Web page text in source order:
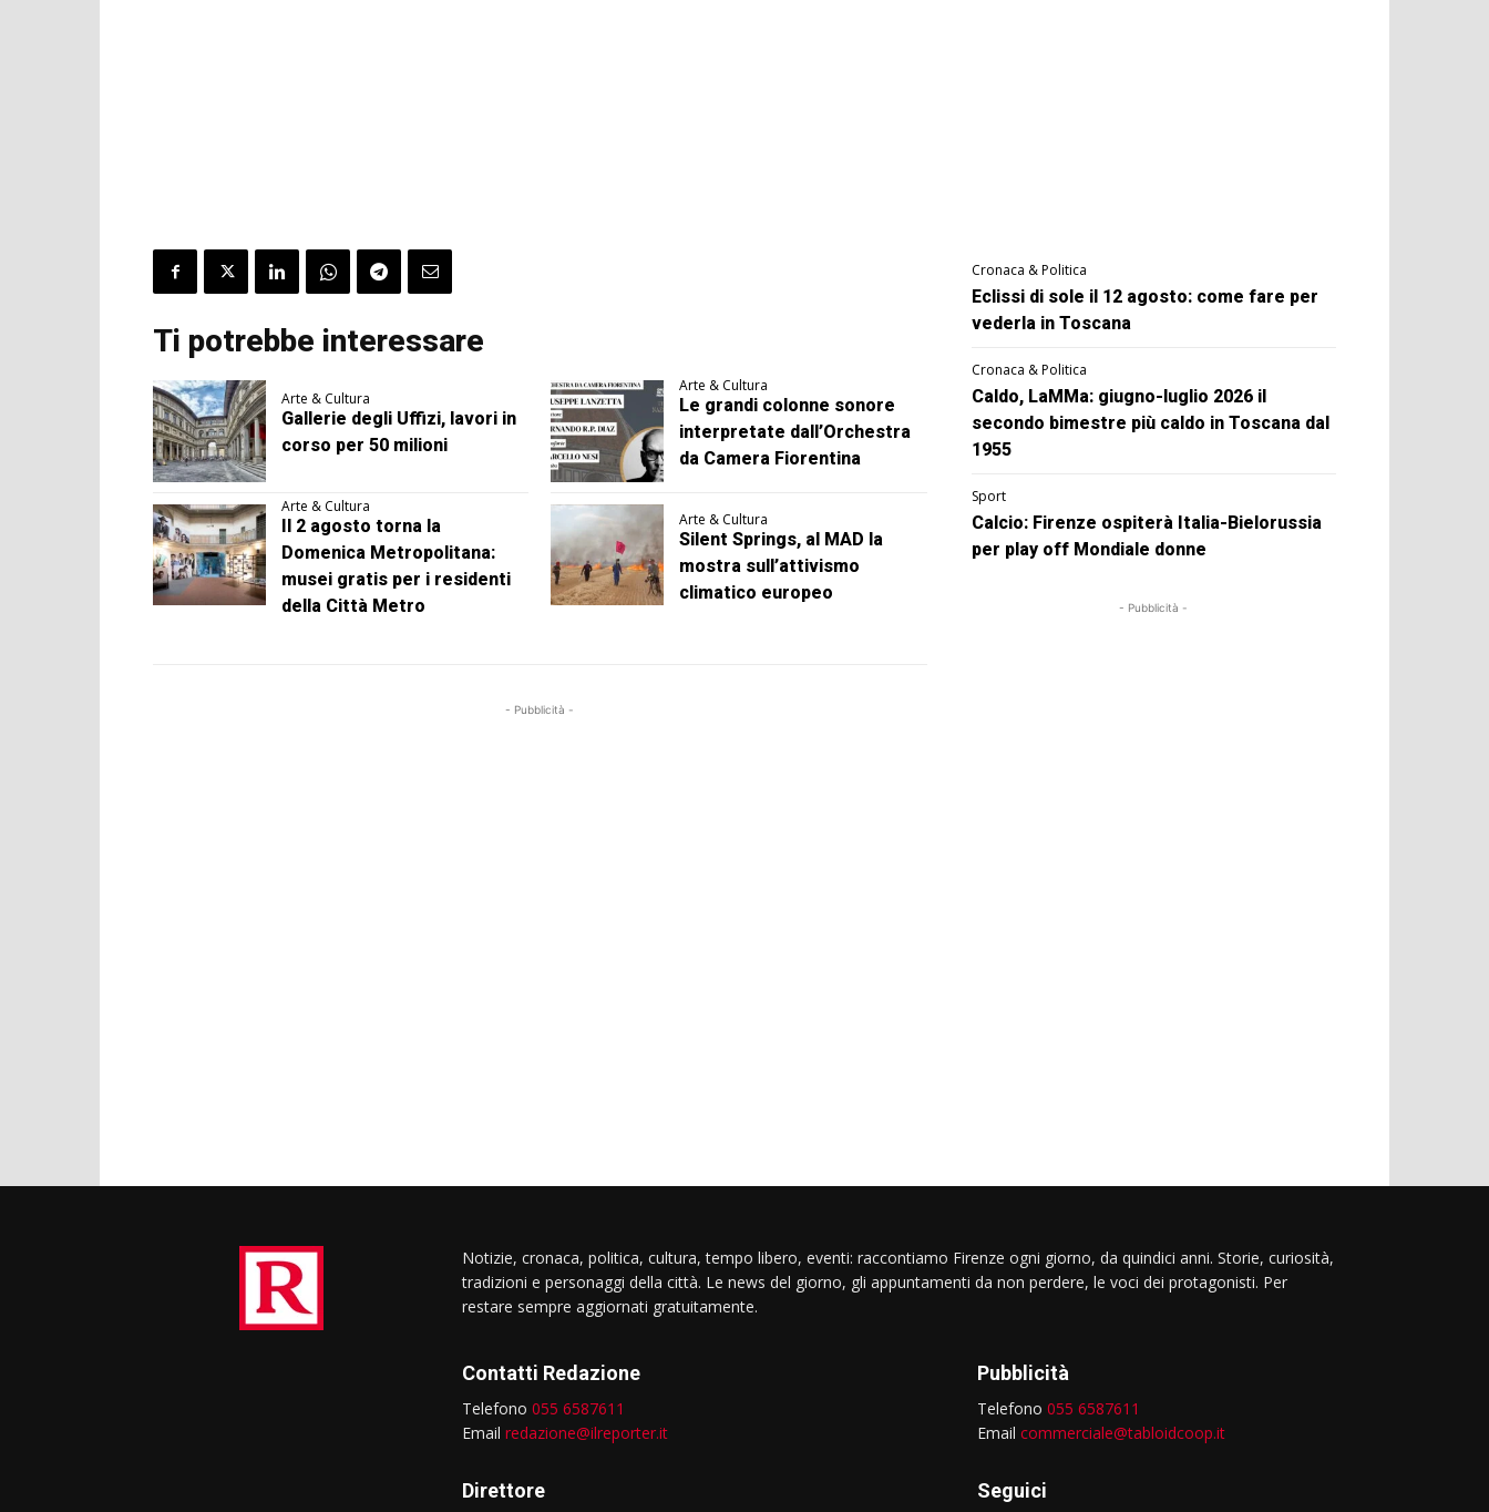
Ti potrebbe interessare
Arte & Cultura
Gallerie degli Uffizi, lavori in
corso per 50 milioni
Arte & Cultura
Le grandi colonne sonore
interpretate dall’Orchestra
da Camera Fiorentina
Arte & Cultura
Il 2 agosto torna la
Domenica Metropolitana:
musei gratis per i residenti
della Città Metro
Arte & Cultura
Silent Springs, al MAD la
mostra sull’attivismo
climatico europeo
- Pubblicità -
Cronaca & Politica
Eclissi di sole il 12 agosto: come fare per
vederla in Toscana
Cronaca & Politica
Caldo, LaMMa: giugno-luglio 2026 il
secondo bimestre più caldo in Toscana dal
1955
Sport
Calcio: Firenze ospiterà Italia-Bielorussia
per play off Mondiale donne
- Pubblicità -
Notizie, cronaca, politica, cultura, tempo libero, eventi: raccontiamo Firenze ogni giorno, da quindici anni. Storie, curiosità,
tradizioni e personaggi della città. Le news del giorno, gli appuntamenti da non perdere, le voci dei protagonisti. Per
restare sempre aggiornati gratuitamente.
Contatti Redazione
Telefono 055 6587611
Email redazione@ilreporter.it
Direttore
Pubblicità
Telefono 055 6587611
Email commerciale@tabloidcoop.it
Seguici